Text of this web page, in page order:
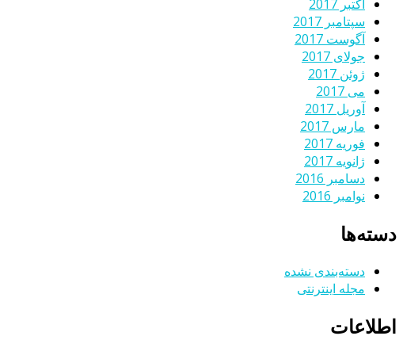
اکتبر 2017
سپتامبر 2017
آگوست 2017
جولای 2017
ژوئن 2017
می 2017
آوریل 2017
مارس 2017
فوریه 2017
ژانویه 2017
دسامبر 2016
نوامبر 2016
دسته‌ها
دسته‌بندی نشده
مجله اینترنتی
اطلاعات